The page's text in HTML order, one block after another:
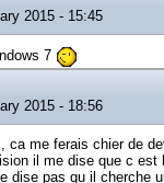
2015 - 15:45
7
2015 - 18:56
ca me ferais chier de
il me dise que c est
dise pas qu il cherche